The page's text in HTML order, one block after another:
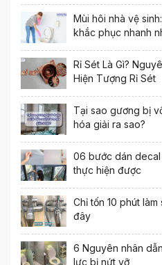
Mùi hôi nhà vệ
khắc phục nhanh
Rỉ Sét Là Gì?
Hiện Tượng Rỉ Sét
Tại sao gương bị
hóa giải ra sao?
06 bước dán
thực hiện được
Chỉ tốn 10 phút
đây
6 Nguyên nhân
lực bị nứt vỡ